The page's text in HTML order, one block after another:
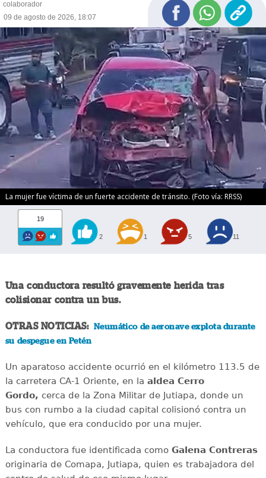
colaborador
09 de agosto de 2026, 18:07
La mujer fue víctima de un fuerte accidente de tránsito. (Foto vía: RRSS)
19
2 1 5 11
Una conductora resultó gravemente herida tras
colisionar contra un bus.
OTRAS NOTICIAS: Neumático de aeronave explota durante
su despegue en Petén
Un aparatoso accidente ocurrió en el kilómetro 113.5 de
la carretera CA-1 Oriente, en la aldea Cerro
Gordo, cerca de la Zona Militar de Jutiapa, donde un
bus con rumbo a la ciudad capital colisionó contra un
vehículo, que era conducido por una mujer.
La conductora fue identificada comoGalena Contreras
originaria de Comapa, Jutiapa, quien es trabajadora del